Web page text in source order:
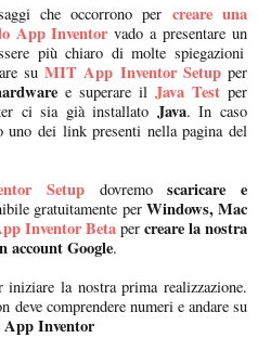
che occorrono per creare una
App Inventorvado a presentare un
più chiaro di molte spiegazioni
suMIT App Inventor Setupper
e superare il Java Test per
ci sia già installato Java. In caso
uno dei link presenti nella pagina del
Setup dovremoscaricare e
gratuitamente per Windows, Mac
Inventor Betaper creare la nostra
account Google.
iniziare la nostra prima realizzazione.
deve comprendere numeri e andare su
App Inventor